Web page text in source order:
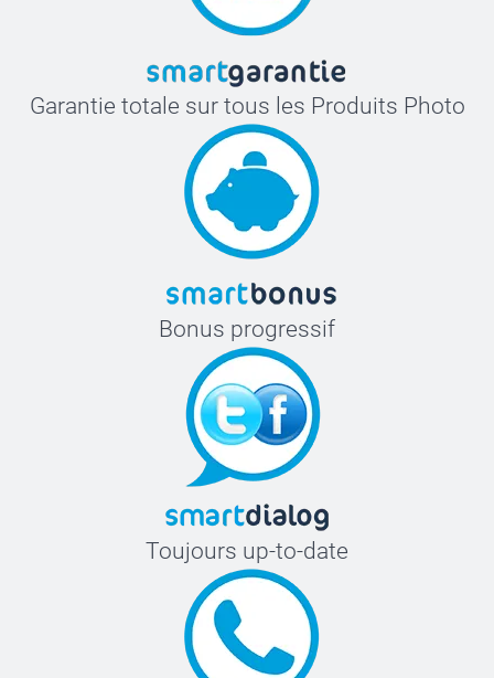
Garantie totale sur tous les Produits Photo
Bonus progressif
Toujours up-to-date